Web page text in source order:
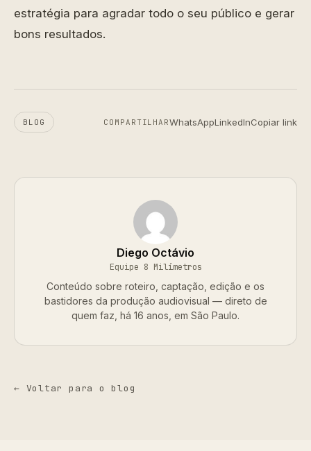
estratégia para agradar todo o seu público e gerar
bons resultados.
BLOG COMPARTILHARWhatsAppLinkedInCopiar link
Diego Octávio
Equipe 8 Milímetros
Conteúdo sobre roteiro, captação, edição e os
bastidores da produção audiovisual — direto de
quem faz, há 16 anos, em São Paulo.
← Voltar para o blog